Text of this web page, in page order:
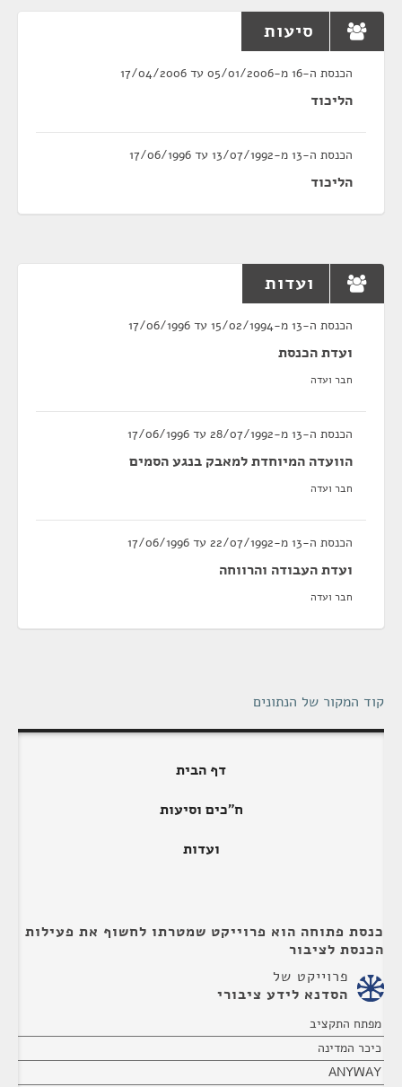
סיעות
הכנסת ה-16 מ-05/01/2006 עד 17/04/2006
הליכוד
הכנסת ה-13 מ-13/07/1992 עד 17/06/1996
הליכוד
ועדות
הכנסת ה-13 מ-15/02/1994 עד 17/06/1996
ועדת הכנסת
חבר ועדה
הכנסת ה-13 מ-28/07/1992 עד 17/06/1996
הוועדה המיוחדת למאבק בנגע הסמים
חבר ועדה
הכנסת ה-13 מ-22/07/1992 עד 17/06/1996
ועדת העבודה והרווחה
חבר ועדה
קוד המקור של הנתונים
דף הבית
ח"כים וסיעות
ועדות
כנסת פתוחה הוא פרוייקט שמטרתו לחשוף את פעילות
הכנסת לציבור
פרוייקט של
הסדנא לידע ציבורי
מפתח התקציב
כיכר המדינה
ANYWAY